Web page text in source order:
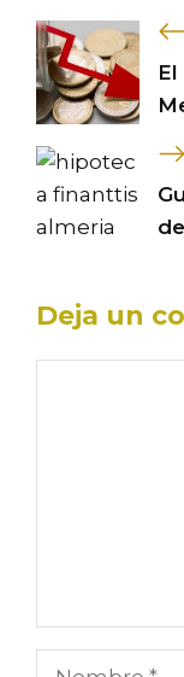
Deja un
Nombre